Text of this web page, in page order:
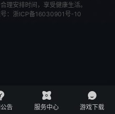
理安排时间，享受健康生活。
： 浙ICP备16030901号-10
告

服务中心

游戏下载